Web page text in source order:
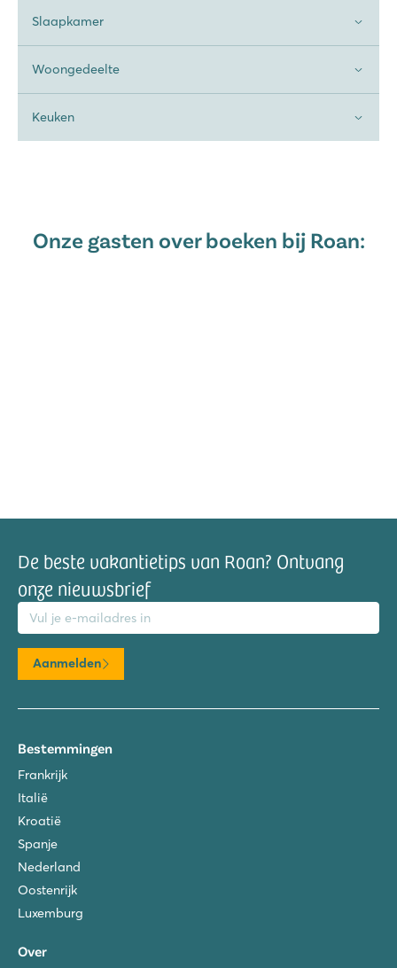
Slaapkamer
Woongedeelte
Keuken
Onze gasten over boeken bij Roan:
De beste vakantietips van Roan? Ontvang
onze nieuwsbrief
Aanmelden
Bestemmingen
Frankrijk
Italië
Kroatië
Spanje
Nederland
Oostenrijk
Luxemburg
Over